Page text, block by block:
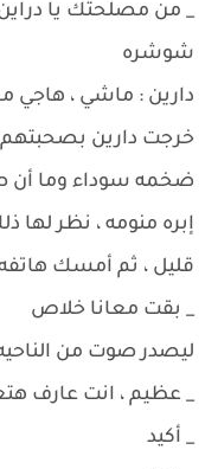
_ من مصلحتك يا
شوشره
دارين : ماشي ، هاجي
خرجت دارين
ضخمه سوداء وما أن
إبره منومه ، نظر لها
قليل ، ثم أمسك
_ بقت معانا خلاص
ليصدر صوت من
_ عظيم ، انت عارف
_ أكيد